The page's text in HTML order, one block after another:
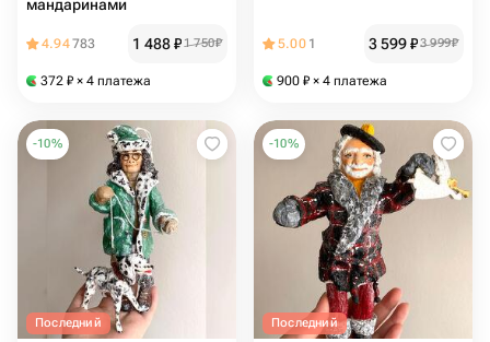
мандаринами
4.94783 1 488₽1 750₽
372 ₽ × 4 платежа
5.00 1 3 599₽3 999₽
900 ₽ × 4 платежа
-10%
Последний
-10%
Последний